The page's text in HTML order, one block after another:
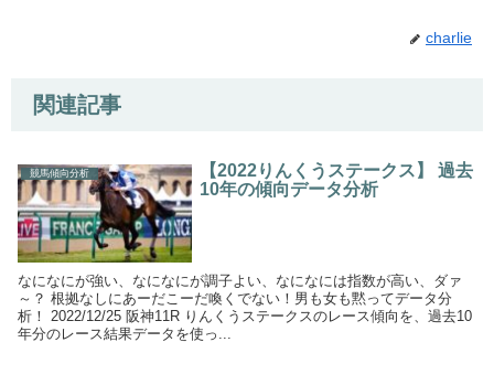
charlie
関連記事
競馬傾向分析
【2022りんくうステークス】 過去
10年の傾向データ分析
なになにが強い、なになにが調子よい、なになには指数が高い、ダァ
～？ 根拠なしにあーだこーだ喚くでない！男も女も黙ってデータ分
析！ 2022/12/25 阪神11R りんくうステークスのレース傾向を、過去10
年分のレース結果データを使っ...